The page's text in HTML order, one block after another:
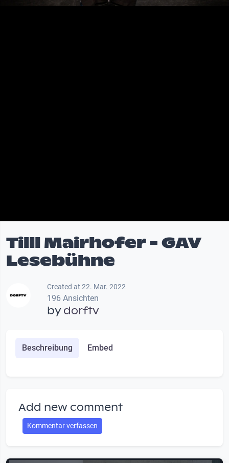
Tilll Mairhofer - GAV
Lesebühne
Created at 22. Mar. 2022
196 Ansichten
bydorftv
Beschreibung Embed
Add new comment
Kommentar verfassen